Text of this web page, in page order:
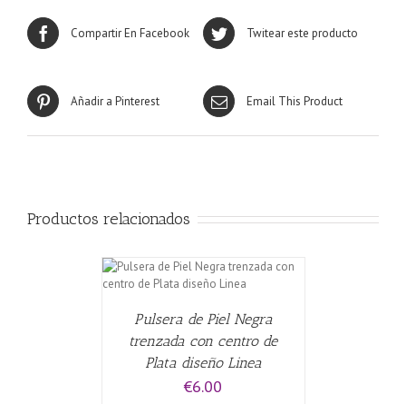
Compartir En Facebook Twitear este producto
Añadir a Pinterest Email This Product
Productos relacionados
Pulsera de Piel Negra
trenzada con centro de
Plata diseño Linea
€6.00